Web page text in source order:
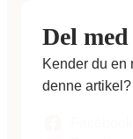
Del
Kender du en
denne